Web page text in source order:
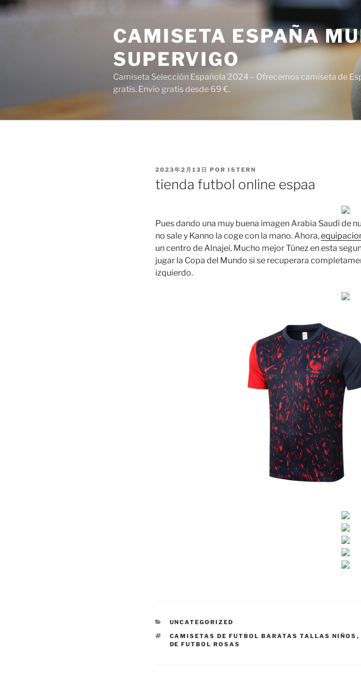
Saltar
al
CAMISETA ESPAÑA
SUPERVIGO
Camiseta Selección Española 2024 – Ofrecemos camiseta de
gratis. Envío gratis desde 69 €.
PUBLICADO
EL
2023年2月13日 POR ISTERN
tienda futbol online espaa
Pues dando una muy buena imagen Arabia Saudí de
no sale y Kanno la coge con la mano. Ahora,
un centro de Alnajei. Mucho mejor Túnez en esta
jugar la Copa del Mundo si se recuperara
izquierdo.
CATEGORÍAS
UNCATEGORIZED
ETIQUETAS
CAMISETAS DE FUTBOL BARATAS TALLAS NIÑOS ,
DE FUTBOL ROSAS